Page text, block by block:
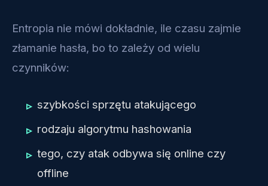
Entropia nie mówi dokładnie, ile czasu zajmie
złamanie hasła, bo to zależy od wielu
czynników:
szybkości sprzętu atakującego
rodzaju algorytmu hashowania
tego, czy atak odbywa się online czy
offline